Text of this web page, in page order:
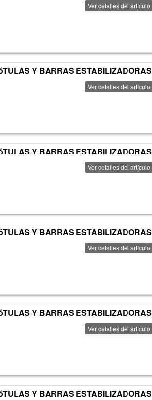
Ver detalles del artículo
Y BARRAS ESTABILIZADORAS
Ver detalles del artículo
Y BARRAS ESTABILIZADORAS
Ver detalles del artículo
Y BARRAS ESTABILIZADORAS
Ver detalles del artículo
Y BARRAS ESTABILIZADORAS
Ver detalles del artículo
Y BARRAS ESTABILIZADORAS